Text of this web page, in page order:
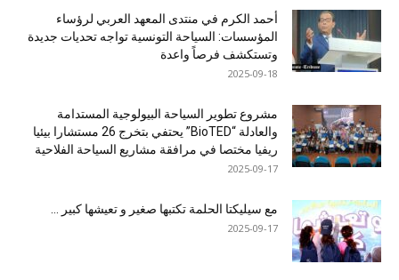
أحمد الكرم في منتدى المعهد العربي لرؤساء
المؤسسات: السياحة التونسية تواجه تحديات جديدة
وتستكشف فرصاً واعدة
2025-09-18
مشروع تطوير السياحة البيولوجية المستدامة
والعادلة “BioTED” يحتفي بتخرج 26 مستشارا بيئيا
ريفيا مختصا في مرافقة مشاريع السياحة الفلاحية
2025-09-17
مع سيليكتا الحلمة تكتبها صغير و تعيشها كبير …
2025-09-17